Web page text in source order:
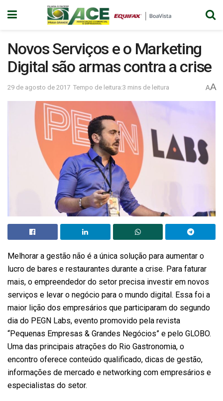
Novos Serviços e o Marketing
Digital são armas contra a crise
29 de agosto de 2017 Tempo de leitura:3 mins de leitura AA
Melhorar a gestão não é a única solução para aumentar o
lucro de bares e restaurantes durante a crise. Para faturar
mais, o empreendedor do setor precisa investir em novos
serviços e levar o negócio para o mundo digital. Essa foi a
maior lição dos empresários que participaram do segundo
dia do PEGN Labs, evento promovido pela revista
“Pequenas Empresas & Grandes Negócios” e pelo GLOBO.
Uma das principais atrações do Rio Gastronomia, o
encontro oferece conteúdo qualificado, dicas de gestão,
informações de mercado e networking com empresários e
especialistas do setor.